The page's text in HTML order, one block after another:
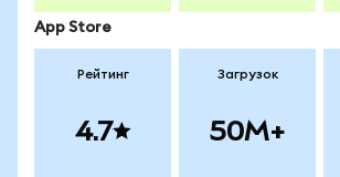
App Store
Рейтинг
4.7
Загрузок
50M+